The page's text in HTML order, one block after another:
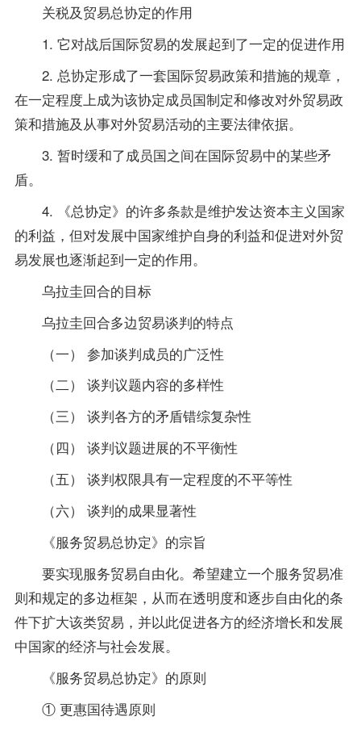
关税及贸易总协定的作用
1. 它对战后国际贸易的发展起到了一定的促进作用
2. 总协定形成了一套国际贸易政策和措施的规章，
在一定程度上成为该协定成员国制定和修改对外贸易政
策和措施及从事对外贸易活动的主要法律依据。
3. 暂时缓和了成员国之间在国际贸易中的某些矛
盾。
4. 《总协定》的许多条款是维护发达资本主义国家
的利益，但对发展中国家维护自身的利益和促进对外贸
易发展也逐渐起到一定的作用。
乌拉圭回合的目标
乌拉圭回合多边贸易谈判的特点
（一） 参加谈判成员的广泛性
（二） 谈判议题内容的多样性
（三） 谈判各方的矛盾错综复杂性
（四） 谈判议题进展的不平衡性
（五） 谈判权限具有一定程度的不平等性
（六） 谈判的成果显著性
《服务贸易总协定》的宗旨
要实现服务贸易自由化。希望建立一个服务贸易准
则和规定的多边框架，从而在透明度和逐步自由化的条
件下扩大该类贸易，并以此促进各方的经济增长和发展
中国家的经济与社会发展。
《服务贸易总协定》的原则
① 更惠国待遇原则